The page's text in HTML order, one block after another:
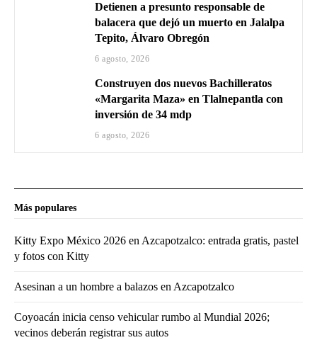
Detienen a presunto responsable de
balacera que dejó un muerto en Jalalpa
Tepito, Álvaro Obregón
6 agosto, 2026
Construyen dos nuevos Bachilleratos
«Margarita Maza» en Tlalnepantla con
inversión de 34 mdp
6 agosto, 2026
Más populares
Kitty Expo México 2026 en Azcapotzalco: entrada gratis, pastel
y fotos con Kitty
Asesinan a un hombre a balazos en Azcapotzalco
Coyoacán inicia censo vehicular rumbo al Mundial 2026;
vecinos deberán registrar sus autos